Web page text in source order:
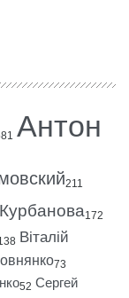
Антон
211
172
Віталій
73
52 Сергей